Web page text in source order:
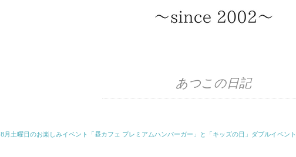
あつこの日記
8月土曜日のお楽しみイベント「昼カフェ プレミアムハンバーガー」と「キッズの日」ダブルイベント